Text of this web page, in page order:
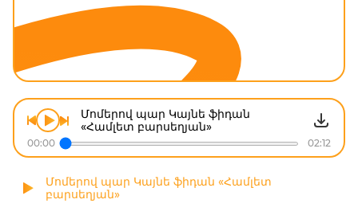
Մոմերով պար Կայնե ֆիդան
«Համլետ բարսեղյան»
00:00 02:12
Մոմերով պար Կայնե ֆիդան «Համլետ
բարսեղյան»